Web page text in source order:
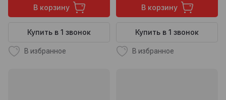
В корзину
Купить в 1 звонок
В избранное
В корзину
Купить в 1 звонок
В избранное